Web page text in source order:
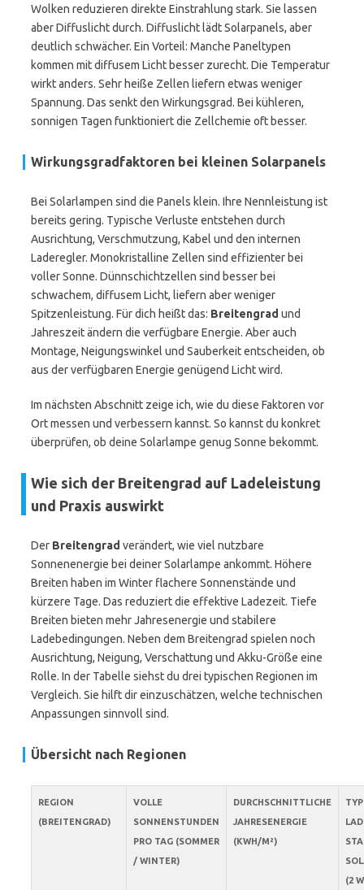
Wolken reduzieren direkte Einstrahlung stark. Sie lassen
aber Diffuslicht durch. Diffuslicht lädt Solarpanels, aber
deutlich schwächer. Ein Vorteil: Manche Paneltypen
kommen mit diffusem Licht besser zurecht. Die Temperatur
wirkt anders. Sehr heiße Zellen liefern etwas weniger
Spannung. Das senkt den Wirkungsgrad. Bei kühleren,
sonnigen Tagen funktioniert die Zellchemie oft besser.
Wirkungsgradfaktoren bei kleinen Solarpanels
Bei Solarlampen sind die Panels klein. Ihre Nennleistung ist
bereits gering. Typische Verluste entstehen durch
Ausrichtung, Verschmutzung, Kabel und den internen
Laderegler. Monokristalline Zellen sind effizienter bei
voller Sonne. Dünnschichtzellen sind besser bei
schwachem, diffusem Licht, liefern aber weniger
Spitzenleistung. Für dich heißt das: Breitengrad und
Jahreszeit ändern die verfügbare Energie. Aber auch
Montage, Neigungswinkel und Sauberkeit entscheiden, ob
aus der verfügbaren Energie genügend Licht wird.
Im nächsten Abschnitt zeige ich, wie du diese Faktoren vor
Ort messen und verbessern kannst. So kannst du konkret
überprüfen, ob deine Solarlampe genug Sonne bekommt.
Wie sich der Breitengrad auf Ladeleistung
und Praxis auswirkt
Der Breitengrad verändert, wie viel nutzbare
Sonnenenergie bei deiner Solarlampe ankommt. Höhere
Breiten haben im Winter flachere Sonnenstände und
kürzere Tage. Das reduziert die effektive Ladezeit. Tiefe
Breiten bieten mehr Jahresenergie und stabilere
Ladebedingungen. Neben dem Breitengrad spielen noch
Ausrichtung, Neigung, Verschattung und Akku-Größe eine
Rolle. In der Tabelle siehst du drei typischen Regionen im
Vergleich. Sie hilft dir einzuschätzen, welche technischen
Anpassungen sinnvoll sind.
Übersicht nach Regionen
REGION
(BREITENGRAD)
VOLLE
SONNENSTUNDEN
PRO TAG (SOMMER
/ WINTER)
DURCHSCHNITTLICHE
JAHRESENERGIE
(KWH/M²)
(2